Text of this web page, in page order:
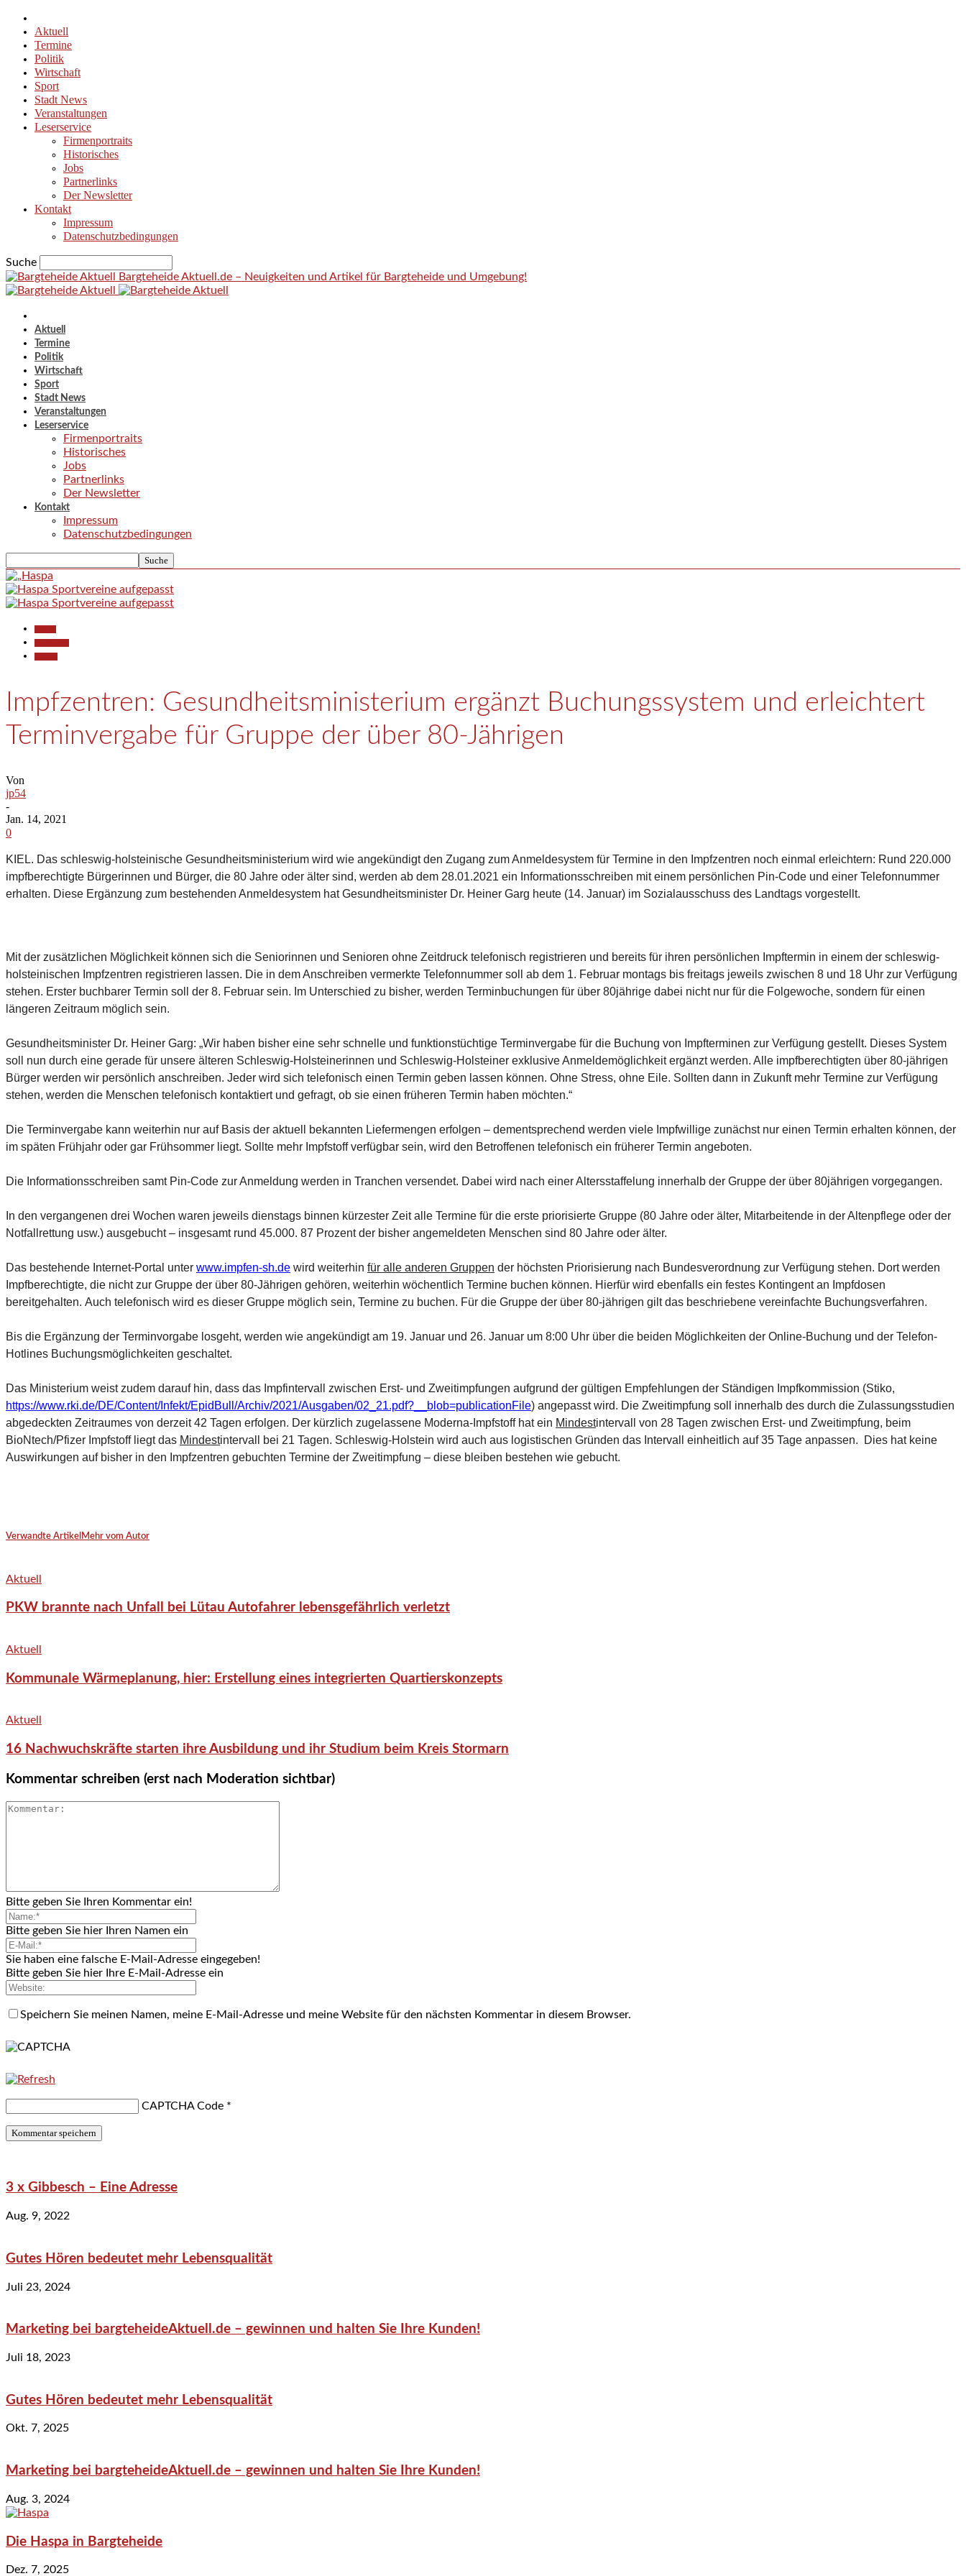
Aktuell
Termine
Politik
Wirtschaft
Sport
Stadt News
Veranstaltungen
Leserservice
Firmenportraits
Historisches
Jobs
Partnerlinks
Der Newsletter
Kontakt
Impressum
Datenschutzbedingungen
Suche
Bargteheide Aktuell.de – Neuigkeiten und Artikel für Bargteheide und Umgebung!
Aktuell
Termine
Politik
Wirtschaft
Sport
Stadt News
Veranstaltungen
Leserservice
Firmenportraits
Historisches
Jobs
Partnerlinks
Der Newsletter
Kontakt
Impressum
Datenschutzbedingungen
Impfzentren: Gesundheitsministerium ergänzt Buchungssystem und erleichtert
Terminvergabe für Gruppe der über 80-Jährigen
Von
jp54
-
Jan. 14, 2021
0
KIEL. Das schleswig-holsteinische Gesundheitsministerium wird wie angekündigt den Zugang zum Anmeldesystem für Termine in den Impfzentren noch einmal erleichtern: Rund 220.000
impfberechtigte Bürgerinnen und Bürger, die 80 Jahre oder älter sind, werden ab dem 28.01.2021 ein Informationsschreiben mit einem persönlichen Pin-Code und einer Telefonnummer
erhalten. Diese Ergänzung zum bestehenden Anmeldesystem hat Gesundheitsminister Dr. Heiner Garg heute (14. Januar) im Sozialausschuss des Landtags vorgestellt.
Mit der zusätzlichen Möglichkeit können sich die Seniorinnen und Senioren ohne Zeitdruck telefonisch registrieren und bereits für ihren persönlichen Impftermin in einem der schleswig-
holsteinischen Impfzentren registrieren lassen. Die in dem Anschreiben vermerkte Telefonnummer soll ab dem 1. Februar montags bis freitags jeweils zwischen 8 und 18 Uhr zur Verfügung
stehen. Erster buchbarer Termin soll der 8. Februar sein. Im Unterschied zu bisher, werden Terminbuchungen für über 80jährige dabei nicht nur für die Folgewoche, sondern für einen
längeren Zeitraum möglich sein.
Gesundheitsminister Dr. Heiner Garg: „Wir haben bisher eine sehr schnelle und funktionstüchtige Terminvergabe für die Buchung von Impfterminen zur Verfügung gestellt. Dieses System
soll nun durch eine gerade für unsere älteren Schleswig-Holsteinerinnen und Schleswig-Holsteiner exklusive Anmeldemöglichkeit ergänzt werden. Alle impfberechtigten über 80-jährigen
Bürger werden wir persönlich anschreiben. Jeder wird sich telefonisch einen Termin geben lassen können. Ohne Stress, ohne Eile. Sollten dann in Zukunft mehr Termine zur Verfügung
stehen, werden die Menschen telefonisch kontaktiert und gefragt, ob sie einen früheren Termin haben möchten.“
Die Terminvergabe kann weiterhin nur auf Basis der aktuell bekannten Liefermengen erfolgen – dementsprechend werden viele Impfwillige zunächst nur einen Termin erhalten können, der
im späten Frühjahr oder gar Frühsommer liegt. Sollte mehr Impfstoff verfügbar sein, wird den Betroffenen telefonisch ein früherer Termin angeboten.
Die Informationsschreiben samt Pin-Code zur Anmeldung werden in Tranchen versendet. Dabei wird nach einer Altersstaffelung innerhalb der Gruppe der über 80jährigen vorgegangen.
In den vergangenen drei Wochen waren jeweils dienstags binnen kürzester Zeit alle Termine für die erste priorisierte Gruppe (80 Jahre oder älter, Mitarbeitende in der Altenpflege oder der
Notfallrettung usw.) ausgebucht – insgesamt rund 45.000. 87 Prozent der bisher angemeldeten Menschen sind 80 Jahre oder älter.
Das bestehende Internet-Portal unter www.impfen-sh.de wird weiterhin für alle anderen Gruppen der höchsten Priorisierung nach Bundesverordnung zur Verfügung stehen. Dort werden
Impfberechtigte, die nicht zur Gruppe der über 80-Jährigen gehören, weiterhin wöchentlich Termine buchen können. Hierfür wird ebenfalls ein festes Kontingent an Impfdosen
bereitgehalten. Auch telefonisch wird es dieser Gruppe möglich sein, Termine zu buchen. Für die Gruppe der über 80-jährigen gilt das beschriebene vereinfachte Buchungsverfahren.
Bis die Ergänzung der Terminvorgabe losgeht, werden wie angekündigt am 19. Januar und 26. Januar um 8:00 Uhr über die beiden Möglichkeiten der Online-Buchung und der Telefon-
Hotlines Buchungsmöglichkeiten geschaltet.
Das Ministerium weist zudem darauf hin, dass das Impfintervall zwischen Erst- und Zweitimpfungen aufgrund der gültigen Empfehlungen der Ständigen Impfkommission (Stiko,
https://www.rki.de/DE/Content/Infekt/EpidBull/Archiv/2021/Ausgaben/02_21.pdf?__blob=publicationFile) angepasst wird. Die Zweitimpfung soll innerhalb des durch die Zulassungsstudien
abgedeckten Zeitraumes von derzeit 42 Tagen erfolgen. Der kürzlich zugelassene Moderna-Impfstoff hat ein Mindestintervall von 28 Tagen zwischen Erst- und Zweitimpfung, beim
BioNtech/Pfizer Impfstoff liegt das Mindestintervall bei 21 Tagen. Schleswig-Holstein wird auch aus logistischen Gründen das Intervall einheitlich auf 35 Tage anpassen. Dies hat keine
Auswirkungen auf bisher in den Impfzentren gebuchten Termine der Zweitimpfung – diese bleiben bestehen wie gebucht.
Verwandte Artikel Mehr vom Autor
Aktuell
PKW brannte nach Unfall bei Lütau Autofahrer lebensgefährlich verletzt
Aktuell
Kommunale Wärmeplanung, hier: Erstellung eines integrierten Quartierskonzepts
Aktuell
16 Nachwuchskräfte starten ihre Ausbildung und ihr Studium beim Kreis Stormarn
Kommentar schreiben (erst nach Moderation sichtbar)
Bitte geben Sie Ihren Kommentar ein!
Bitte geben Sie hier Ihren Namen ein
Sie haben eine falsche E-Mail-Adresse eingegeben!
Bitte geben Sie hier Ihre E-Mail-Adresse ein
Speichern Sie meinen Namen, meine E-Mail-Adresse und meine Website für den nächsten Kommentar in diesem Browser.
CAPTCHA Code *
3 x Gibbesch – Eine Adresse
Aug. 9, 2022
Gutes Hören bedeutet mehr Lebensqualität
Juli 23, 2024
Marketing bei bargteheideAktuell.de – gewinnen und halten Sie Ihre Kunden!
Juli 18, 2023
Gutes Hören bedeutet mehr Lebensqualität
Okt. 7, 2025
Marketing bei bargteheideAktuell.de – gewinnen und halten Sie Ihre Kunden!
Aug. 3, 2024
Die Haspa in Bargteheide
Dez. 7, 2025